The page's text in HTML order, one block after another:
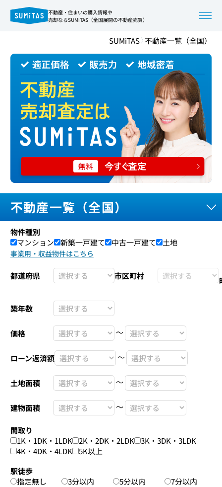
不動産・住まいの購入情報や
売却ならSUMiTAS（全国展開の不動産売買）
SUMiTAS 不動産一覧（全国）
不動産一覧（全国）
物件種別
マンション
新築一戸建て 中古一戸建て 土地
事業用・収益物件はこちら
都道府県 市区町村
築年数
価格 〜
ローン返済額 〜
土地面積 〜
建物面積 〜
間取り
1K・1DK・1LDK
2K・2DK・2LDK
3K・3DK・3LDK
4K・4DK・4LDK
5K以上
駅徒歩
指定無し
3分以内 5分以内
7分以内